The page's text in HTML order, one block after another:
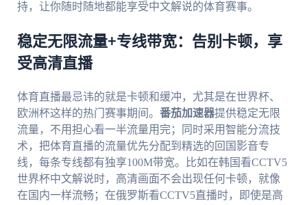
持，让你随时随地都能享受中文解说的体育赛事。
稳定无限流量+专线带宽：告别卡顿，享
受高清直播
体育直播最忌讳的就是卡顿和缓冲，尤其是在世界杯、
欧洲杯这样的热门赛事期间。 番茄加速器提供稳定无限
流量，不用担心看一半流量用完；同时采用智能分流技
术，把体育直播的流量优先分配到精选的回国影音专
线，每条专线都有独享100M带宽。比如在韩国看CCTV5
世界杯中文解说时，高清画面不会出现任何卡顿，就像
在国内一样流畅；在俄罗斯看CCTV5直播时，即使是高